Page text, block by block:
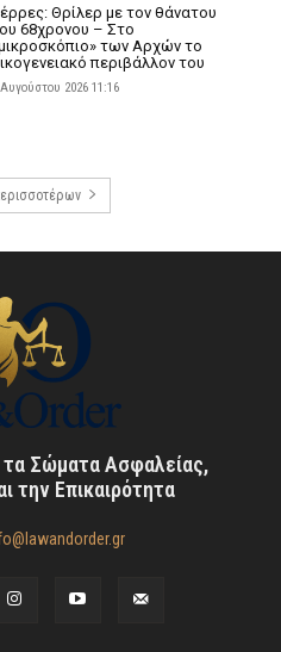
Θρίλερ με τον θάνατου
68χρονου – Στο
των Αρχών το
περιβάλλον του
2026 11:16
τα Σώματα Ασφαλείας,
την Επικαιρότητα